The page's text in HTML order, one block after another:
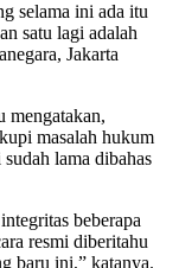
selama ini ada itu
satu lagi adalah
Jakarta
mengatakan,
masalah hukum
lama dibahas
beberapa
resmi diberitahu
baru ini,” katanya.